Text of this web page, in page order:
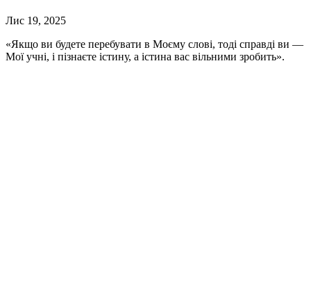
Лис 19, 2025
«Якщо ви будете перебувати в Моєму слові, тоді справді ви —
Мої учні, і пізнаєте істину, а істина вас вільними зробить».